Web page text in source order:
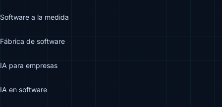
Software a la medida
Fábrica de software
IA para empresas
IA en software